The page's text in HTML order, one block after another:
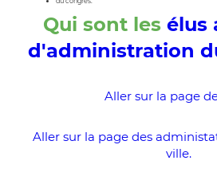
Qui sont les élus
d'administration
Aller sur la page
Aller sur la page des
ville.